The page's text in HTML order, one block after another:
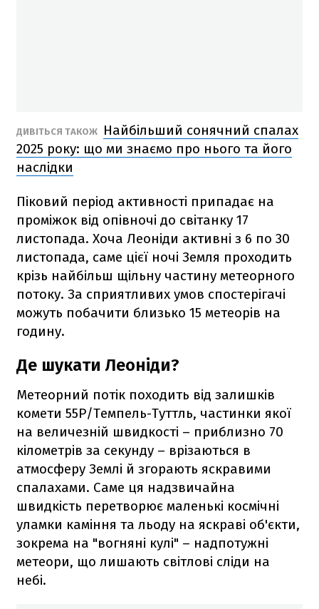
ДИВІТЬСЯ ТАКОЖ
Найбільший сонячний спалах
2025 року: що ми знаємо про нього та його
наслідки
Піковий період активності припадає на
проміжок від опівночі до світанку 17
листопада. Хоча Леоніди активні з 6 по 30
листопада, саме цієї ночі Земля проходить
крізь найбільш щільну частину метеорного
потоку. За сприятливих умов спостерігачі
можуть побачити близько 15 метеорів на
годину.
Де шукати Леоніди?
Метеорний потік походить від залишків
комети 55P/Темпель-Туттль, частинки якої
на величезній швидкості – приблизно 70
кілометрів за секунду – врізаються в
атмосферу Землі й згорають яскравими
спалахами. Саме ця надзвичайна
швидкість перетворює маленькі космічні
уламки каміння та льоду на яскраві об'єкти,
зокрема на "вогняні кулі" – надпотужні
метеори, що лишають світлові сліди на
небі.